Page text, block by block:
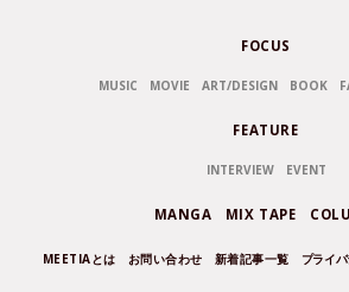
FOCUS
MUSIC MOVIE ART/DESIGN BOOK
FEATURE
INTERVIEW EVENT
MANGA MIX TAPE
MEETIAとは お問い合わせ 新着記事一覧 プライ